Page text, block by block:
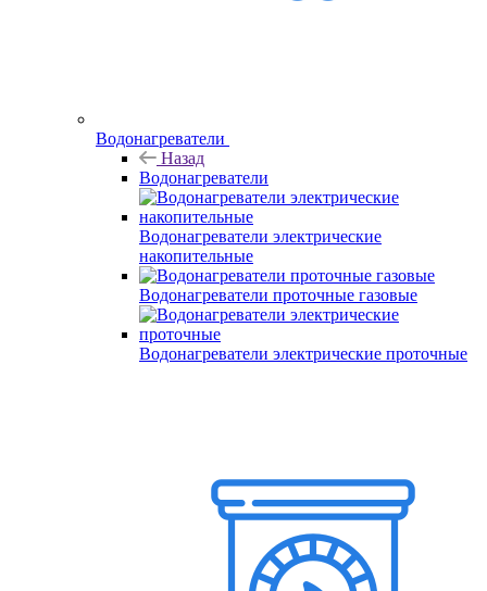
Водонагреватели
Назад
Водонагреватели
Водонагреватели электрические
накопительные
Водонагреватели проточные газовые
Водонагреватели электрические проточные